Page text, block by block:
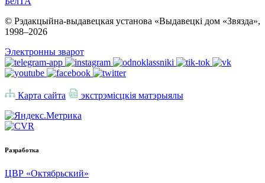
© Рэдакцыйна-выдавецкая установа «Выдавецкі дом «Звязда»,
1998–2026
Электронны зварот
Карта сайта экстрэмісцкія матэрыялы
Разработка
ЦВР «Октябрьский»